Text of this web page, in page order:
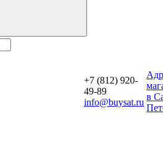
+7 (812) 920-
49-89
info@buysat.ru
в